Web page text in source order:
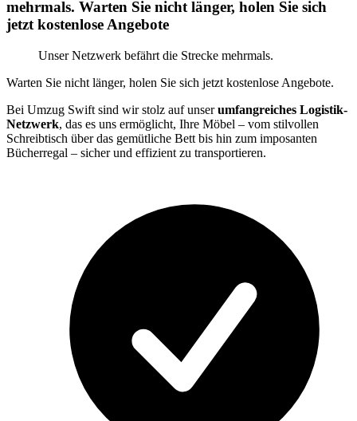
mehrmals. Warten Sie nicht länger, holen Sie sich
jetzt kostenlose Angebote
Unser Netzwerk befährt die Strecke mehrmals.
Warten Sie nicht länger, holen Sie sich jetzt kostenlose Angebote.
Bei Umzug Swift sind wir stolz auf unserumfangreiches Logistik-
Netzwerk, das es uns ermöglicht, Ihre Möbel – vom stilvollen
Schreibtisch über das gemütliche Bett bis hin zum imposanten
Bücherregal – sicher und effizient zu transportieren.